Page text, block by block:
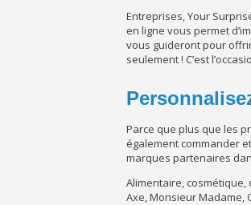
Entreprises, Your
en ligne vous permet
vous guideront pour
seulement ! C’est
Parce que plus que les
également commander
marques partenaires
Alimentaire,
Axe, Monsieur Madame,